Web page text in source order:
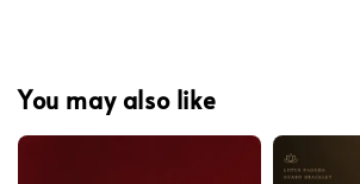
You may also like